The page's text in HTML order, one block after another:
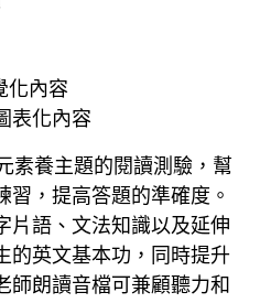
化內容
表化內容
養主題的閱讀測驗，幫
習，提高答題的準確度。
片語、文法知識以及延伸
的英文基本功，同時提升
師朗讀音檔可兼顧聽力和